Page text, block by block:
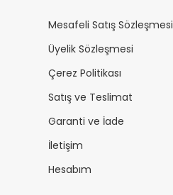
Mesafeli Satış Sözleşmesi
Üyelik Sözleşmesi
Çerez Politikası
Satış ve Teslimat
Garanti ve İade
İletişim
Hesabım